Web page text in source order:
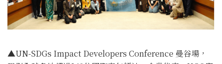
▲UN-SDGs Impact Developers Conference 曼谷場，